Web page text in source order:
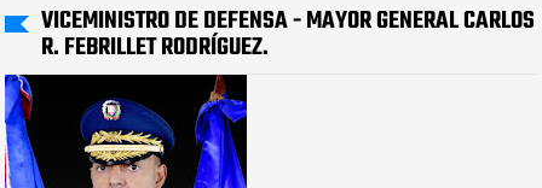
VICEMINISTRO DE DEFENSA - MAYOR GENERAL CARLOS
R. FEBRILLET RODRÍGUEZ.